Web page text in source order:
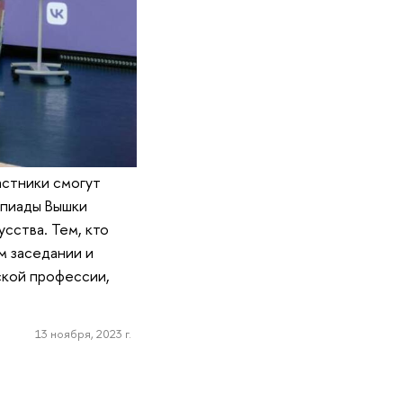
смогут
Вышки
Тем, кто
заседании и
профессии,
13 ноября, 2023 г.